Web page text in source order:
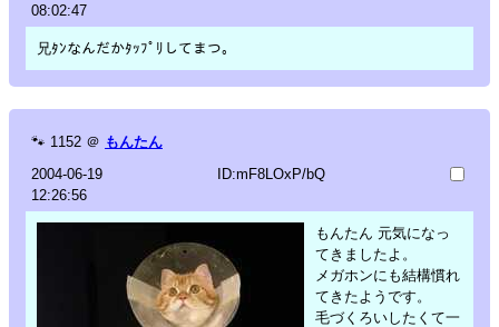
08:02:47
兄ﾀﾝなんだかﾀｯﾌﾟﾘしてまつ。
🐾 1152 ＠ もんたん
2004-06-19
12:26:56
ID:mF8LOxP/bQ
もんたん 元気になっ
てきましたよ。
メガホンにも結構慣れ
てきたようです。
毛づくろいしたくて一